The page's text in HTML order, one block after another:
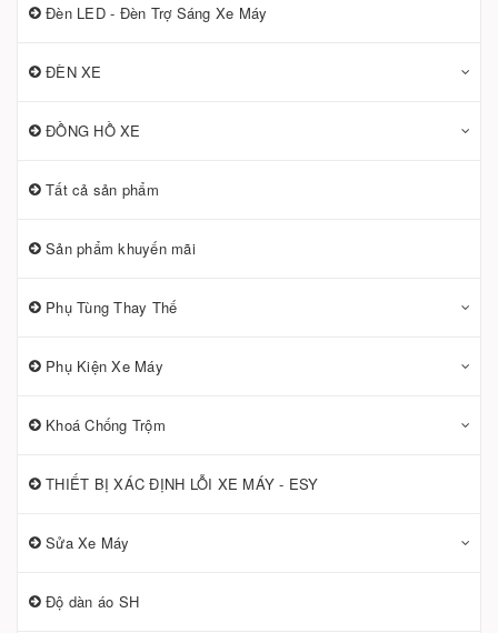
Đèn LED - Đèn Trợ Sáng Xe Máy
ĐÈN XE
ĐỒNG HỒ XE
Tất cả sản phẩm
Sản phẩm khuyến mãi
Phụ Tùng Thay Thế
Phụ Kiện Xe Máy
Khoá Chống Trộm
THIẾT BỊ XÁC ĐỊNH LỖI XE MÁY - ESY
Sửa Xe Máy
Độ dàn áo SH